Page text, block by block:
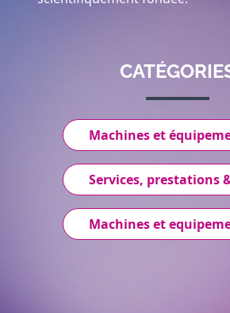
Machines et
Services, prestations
Machines et